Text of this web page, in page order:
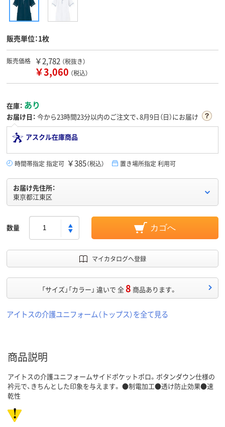
販売単位：1枚
販売価格 ￥2,782 （税抜き）
￥3,060 （税込）
在庫： あり
お届け日： 今から23時間23分以内のご注文で、8月9日（日）にお届け
アスクル在庫商品
時間帯指定 指定可 ￥385（税込） 置き場所指定 利用可
お届け先住所：
東京都江東区
数量 カゴへ
マイカタログへ登録
「サイズ」「カラー」 違いで 全8 商品あります。
アイトスの介護ユニフォーム（トップス）を全て見る
商品説明
アイトスの介護ユニフォームサイドポケットポロ。ボタンダウン仕様の
衿元で、きちんとした印象を与えます。 ●制電加工●透け防止効果●速
乾性